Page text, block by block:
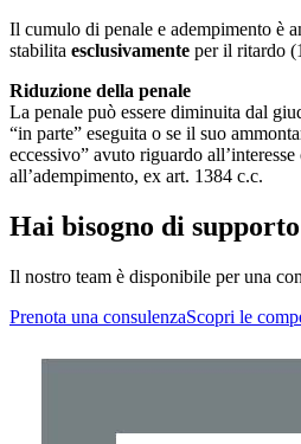
Il cumulo di penale e adempimento è
stabilita esclusivamente per il ritardo
Riduzione della penale
La penale può essere diminuita dal
“in parte” eseguita o se il suo
eccessivo” avuto riguardo
all’adempimento, ex art. 1384 c.c.
Hai bisogno di
Il nostro team è disponibile per una
Prenota una consulenzaScopri le